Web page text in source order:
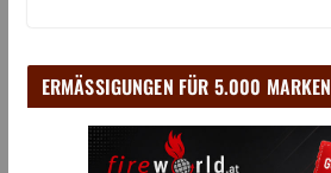
ERMÄSSIGUNGEN FÜR 5.000 MARKEN